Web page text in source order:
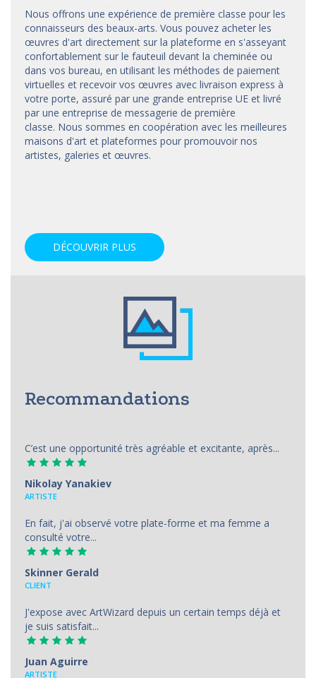
Nous offrons une expérience de première classe pour les
connaisseurs des beaux-arts. Vous pouvez acheter les
œuvres d'art directement sur la plateforme en s'asseyant
confortablement sur le fauteuil devant la cheminée ou
dans vos bureau, en utilisant les méthodes de paiement
virtuelles et recevoir vos œuvres avec livraison express à
votre porte, assuré par une grande entreprise UE et livré
par une entreprise de messagerie de première
classe. Nous sommes en coopération avec les meilleures
maisons d'art et plateformes pour promouvoir nos
artistes, galeries et œuvres.
DÉCOUVRIR PLUS
Recommandations
C’est une opportunité très agréable et excitante, après...
Nikolay Yanakiev
ARTISTE
En fait, j'ai observé votre plate-forme et ma femme a
consulté votre...
Skinner Gerald
CLIENT
J'expose avec ArtWizard depuis un certain temps déjà et
je suis satisfait...
Juan Aguirre
АRTISTE